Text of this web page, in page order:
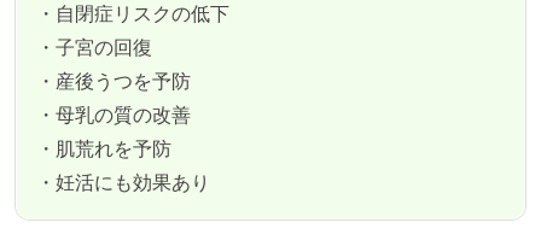
・自閉症リスクの低下
・子宮の回復
・産後うつを予防
・母乳の質の改善
・肌荒れを予防
・妊活にも効果あり